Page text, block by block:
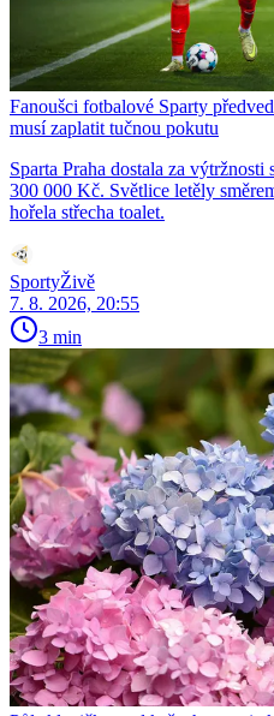
Fanoušci fotbalové Sparty
musí zaplatit tučnou pokutu
Sparta Praha dostala za
300 000 Kč. Světlice letěly
hořela střecha toalet.
SportyŽivě
7. 8. 2026, 20:55
3 min